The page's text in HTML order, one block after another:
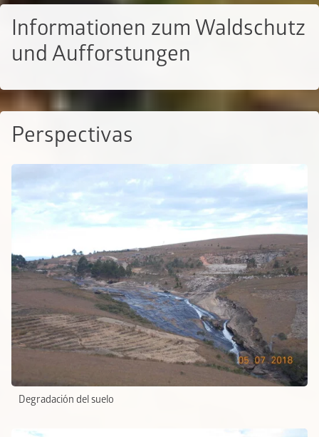
Informationen zum Waldschutz
und Aufforstungen
Perspectivas
Degradación del suelo